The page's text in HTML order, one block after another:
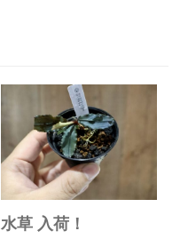
水草 入荷！